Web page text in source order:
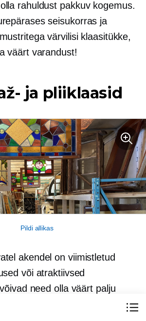
rahuldust pakkuv kogemus.
seisukorras ja
värvilisi klaasitükke,
väärt varandust!
ja pliiklaasid
Pildi allikas
akendel on viimistletud
või atraktiivsed
need olla väärt palju
võivad